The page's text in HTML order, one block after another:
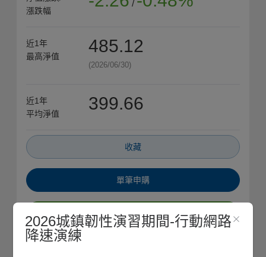
漲跌幅
/
近1年
最高淨值
485.12
(2026/06/30)
近1年
平均淨值
399.66
收藏
單筆申購
定期定額
2026城鎮韌性演習期間-行動網路
降速演練